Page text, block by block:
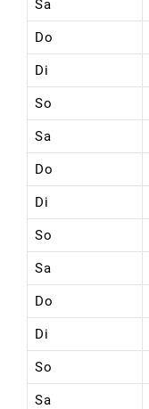
Sa
Do
Di
So
Sa
Do
Di
So
Sa
Do
Di
So
Sa